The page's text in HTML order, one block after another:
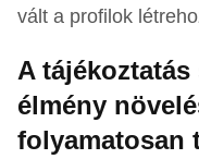
vált a profilok
A
élmény
folyamatosan